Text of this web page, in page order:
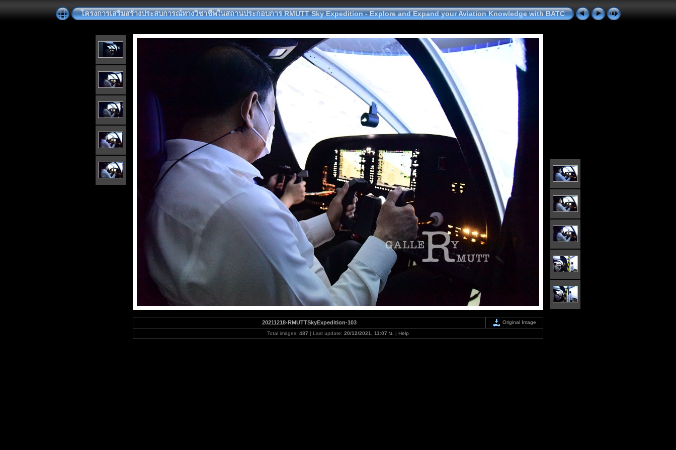
โครงการเสริมสร้างประสบการณ์ทางวิชาชีพในสถานประกอบการ RMUTT Sky Expedition - Explore and Expand your Aviation Knowledge with BATC
20211218-RMUTTSkyExpedition-103
Original Image
Total images: 487 | Last update: 20/12/2021, 11:07 น. | Help